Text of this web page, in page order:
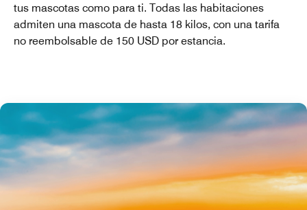
tus mascotas como para ti. Todas las habitaciones
admiten una mascota de hasta 18 kilos, con una tarifa
no reembolsable de 150 USD por estancia.